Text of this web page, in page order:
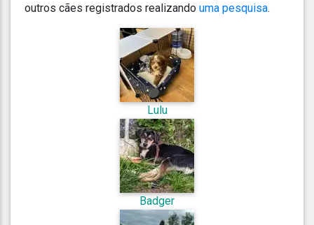
outros cães registrados realizando uma pesquisa.
Lulu
Badger